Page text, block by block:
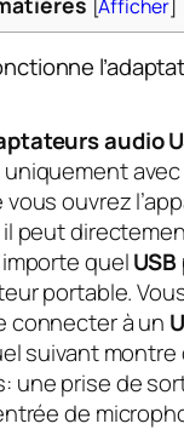
[Afficher]
audio
avec
ouvrez
peut
quelUSB
portable.
connecter à un
suivant montre
une prise de
de